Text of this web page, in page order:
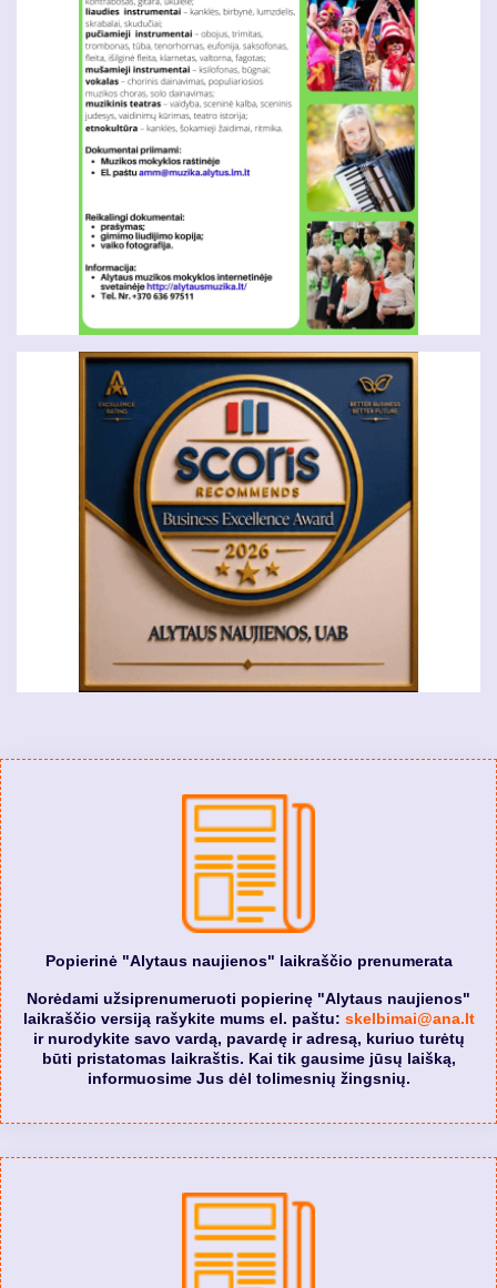
Popierinė "Alytaus naujienos" laikraščio prenumerata
Norėdami užsiprenumeruoti popierinę "Alytaus naujienos"
laikraščio versiją rašykite mums el. paštu: skelbimai@ana.lt
ir nurodykite savo vardą, pavardę ir adresą, kuriuo turėtų
būti pristatomas laikraštis. Kai tik gausime jūsų laišką,
informuosime Jus dėl tolimesnių žingsnių.